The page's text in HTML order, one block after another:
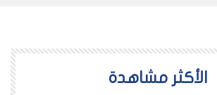
اﻷكثر مشاهدة